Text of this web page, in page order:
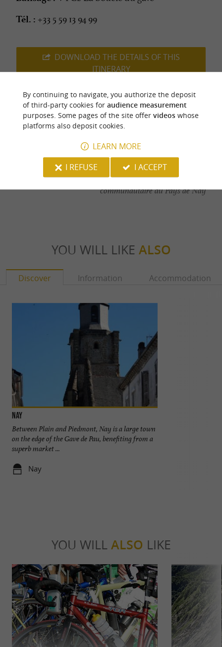
Tél. : +33 5 59 13 94 99
DOWNLOAD THE DETAILS OF THIS
ITINERARY
Last update :
| Office de tourisme communautaire du
Pays de Nay
Photo credit :@Sirtaqui Cf. Office de tourisme
communautaire du Pays de Nay
YOU WILL LIKE ALSO
Discover Information Accommodation
Nay
Between Plain and Piedmont, Nay is a large town
on the edge of the Gave de Pau, benefiting from a
superb market ...
Nay
YOU WILL ALSO LIKE
By continuing to navigate, you authorize the deposit
of third-party cookies for audience measurement
purposes. Some pages of the site offer videoswhose
platforms also deposit cookies.
LEARN MORE
I REFUSE
I ACCEPT